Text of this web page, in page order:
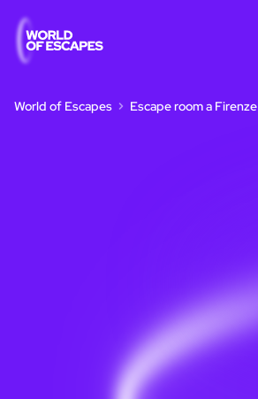
World of Escapes Escape room a Firenze